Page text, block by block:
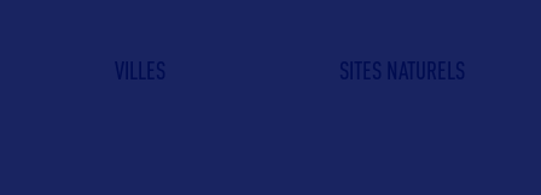
VILLES SITES NATURELS